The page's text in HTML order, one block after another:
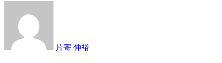
片寄 伸裕